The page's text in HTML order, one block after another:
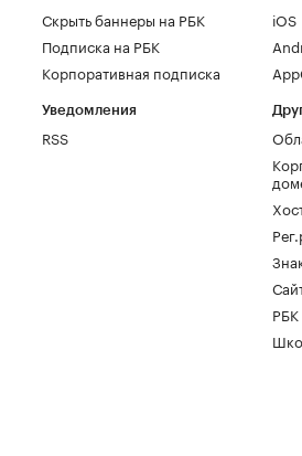
Скрыть баннеры на РБК
Подписка на РБК
Корпоративная подписка
Уведомления
RSS
iOS